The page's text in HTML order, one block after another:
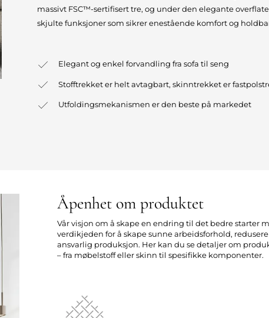
massivt FSC™-sertifisert tre, og under den elegante
skjulte funksjoner som sikrer enestående komfort og
Elegant og enkel forvandling fra sofa til seng
Stofftrekket er helt avtagbart, skinntrekket er
Utfoldingsmekanismen er den beste på markedet
Åpenhet om produktet
Vår visjon om å skape en endring til det bedre starter
verdikjeden for å skape sunne arbeidsforhold,
ansvarlig produksjon. Her kan du se detaljer om
– fra møbelstoff eller skinn til spesifikke komponenter.